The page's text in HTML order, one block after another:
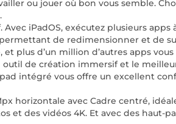
ou jouer où bon vous semble.
iPadOS, exécutez plusieurs
de redimensionner et de
plus d’un million d’autres apps
de création immersif et le
intégré vous offre un excellent
horizontale avec Cadre centré,
et des vidéos 4K. Et avec des haut-